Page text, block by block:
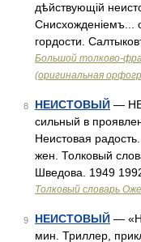
дѣйствующій
Снисхожденіемъ...
гордости.
Большой толково-
(оригинальная
8 НЕИСТОВЫЙ —
сильный в
Неистовая
жен. Толковый
Шведова. 1949
Толковый словарь
9 НЕИСТОВЫЙ —
мин. Триллер,